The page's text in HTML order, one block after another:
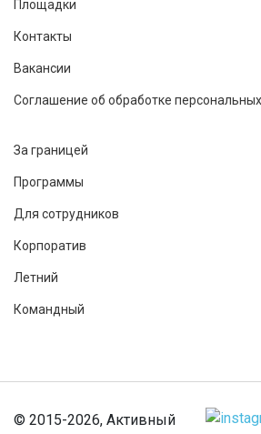
Площадки
Контакты
Вакансии
Соглашение об обработке
За границей
Программы
Для сотрудников
Корпоратив
Летний
Командный
© 2015-2026, Активный